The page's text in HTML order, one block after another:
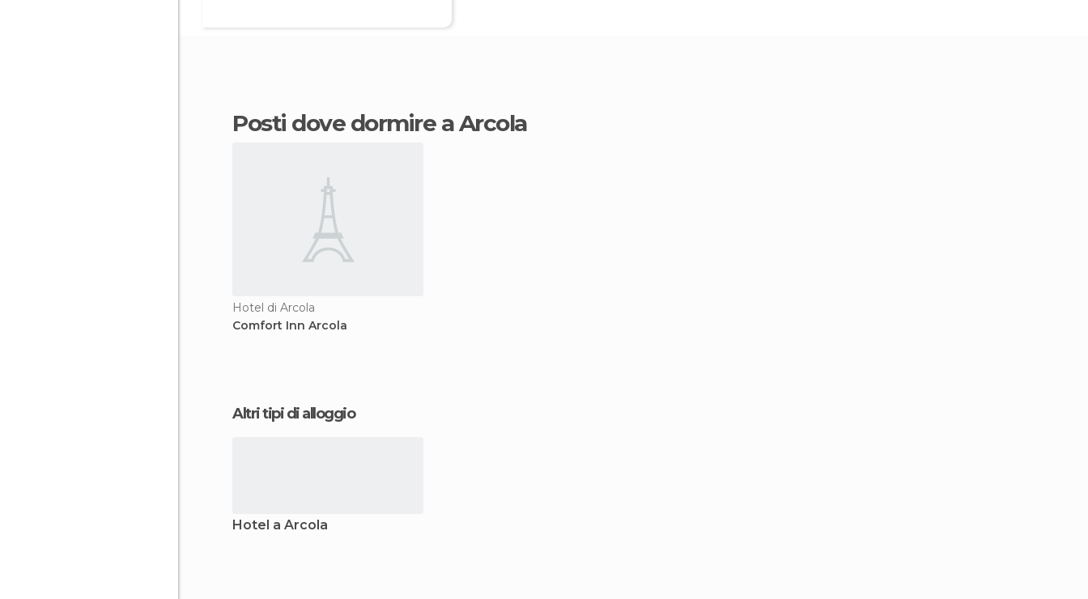
Posti dove dormire a Arcola
Hotel di Arcola
Comfort Inn Arcola
Altri tipi di alloggio
Hotel a Arcola